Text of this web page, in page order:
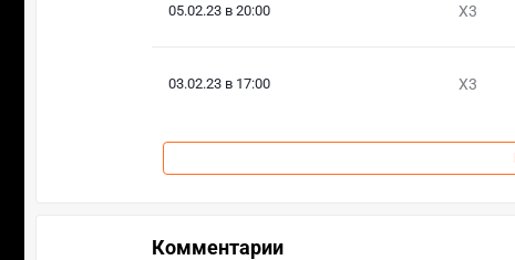
05.02.23 в 20:00 X3
03.02.23 в 17:00 X3
Комментарии